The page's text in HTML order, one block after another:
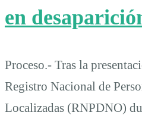
en
Proceso.- Tras la
Registro Nacional de
Localizadas (RNPDNO)